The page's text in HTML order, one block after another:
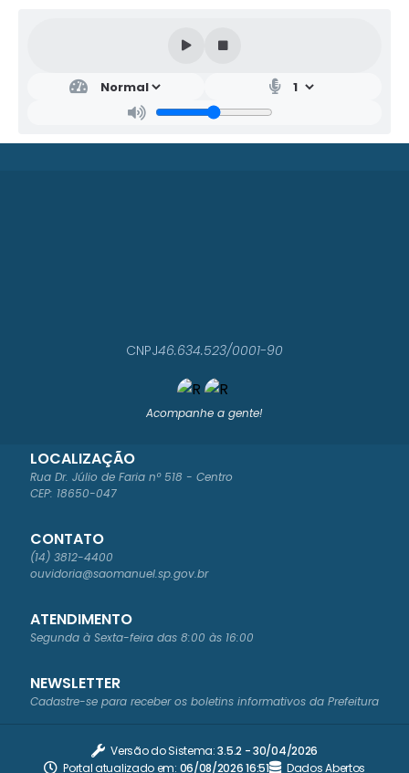
Acompanhe a gente!
LOCALIZAÇÃO
Rua Dr. Júlio de Faria nº 518 - Centro
CEP: 18650-047
CONTATO
(14) 3812-4400
ouvidoria@saomanuel.sp.gov.br
ATENDIMENTO
Segunda à Sexta-feira das 8:00 às 16:00
CNPJ46.634.523/0001-90
NEWSLETTER
Cadastre-se para receber os boletins informativos da Prefeitura
Versão do Sistema:3.5.2 - 30/04/2026
Portal atualizado em: 06/08/2026 16:51 Dados Abertos